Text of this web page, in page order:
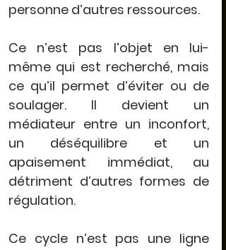
personne d’autres ressources.
Ce n’est pas l’objet en lui-
ce qu’il permet d’éviter ou de
soulager. Il devient un
médiateur entre un inconfort,
un déséquilibre et un
apaisement immédiat, au
détriment d’autres formes de
régulation.
Ce cycle n’est pas une ligne